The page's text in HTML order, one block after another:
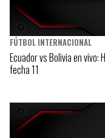
FÚTBOL INTERNACIONAL
Ecuador vs Bolivia en vivo:
fecha 11